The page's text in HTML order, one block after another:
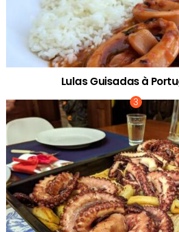
Lulas Guisadas à